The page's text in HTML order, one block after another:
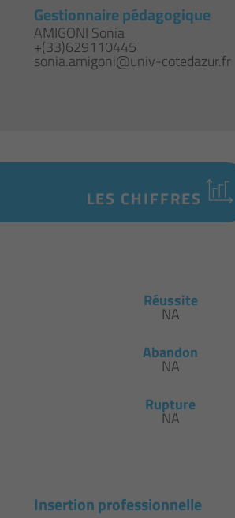
Gestionnaire pédagogique
AMIGONI Sonia
+(33)629110445
sonia.amigoni@univ-cotedazur.fr
LES CHIFFRES
Réussite
NA
Abandon
NA
Rupture
NA
Insertion professionnelle